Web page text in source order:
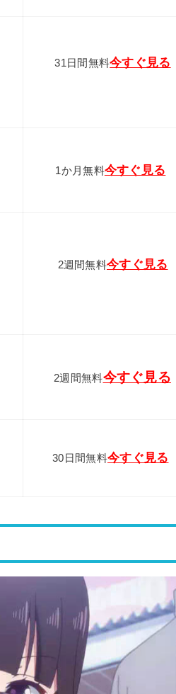
31日間無料今すぐ見る
1か月無料今すぐ見る
2週間無料今すぐ見る
2週間無料今すぐ見る
30日間無料今すぐ見る